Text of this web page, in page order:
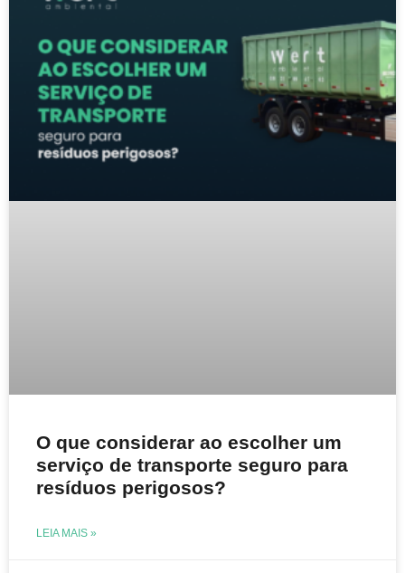
O que considerar ao escolher um
serviço de transporte seguro para
resíduos perigosos?
LEIA MAIS »